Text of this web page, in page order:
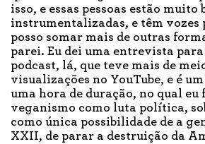
isso, e essas pessoas estão muito
instrumentalizadas, e têm vozes
posso somar mais de outras
parei. Eu dei uma entrevista
podcast, lá, que teve mais de
visualizações no YouTube, e é
uma hora de duração, no qual eu
veganismo como luta política,
como única possibilidade de a
XXII, de parar a destruição da